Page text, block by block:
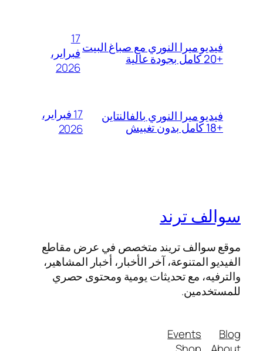
فيديو ميرا النوري مع صباغ البيت
+20 كامل بجودة عالية
17
فبراير،
2026
فيديو ميرا النوري بالفالنتاين
+18 كامل بدون تغبيش
17 فبراير،
2026
سوالف ترند
موقع سوالف تريند متخصص في عرض مقاطع
الفيديو المتنوعة، آخر الأخبار، أخبار المشاهير،
والترفيه، مع تحديثات يومية ومحتوى حصري
للمستخدمين.
Blog
Events